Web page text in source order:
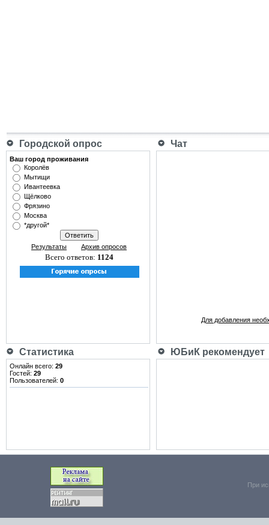
Городской опрос Чат
Ваш город проживания
Королёв
Мытищи
Ивантеевка
Щёлково
Фрязино
Москва
*другой*
Результаты Архив опросов
Всего ответов: 1124
Для добавления
Статистика ЮБиК рекомендует
Онлайн всего: 29
Гостей: 29
Пользователей: 0
При